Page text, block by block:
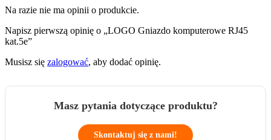
Na razie nie ma opinii o produkcie.
Napisz pierwszą opinię o „LOGO Gniazdo komputerowe RJ45
kat.5e”
Musisz się zalogować, aby dodać opinię.
Masz pytania dotyczące produktu?
Skontaktuj się z nami!